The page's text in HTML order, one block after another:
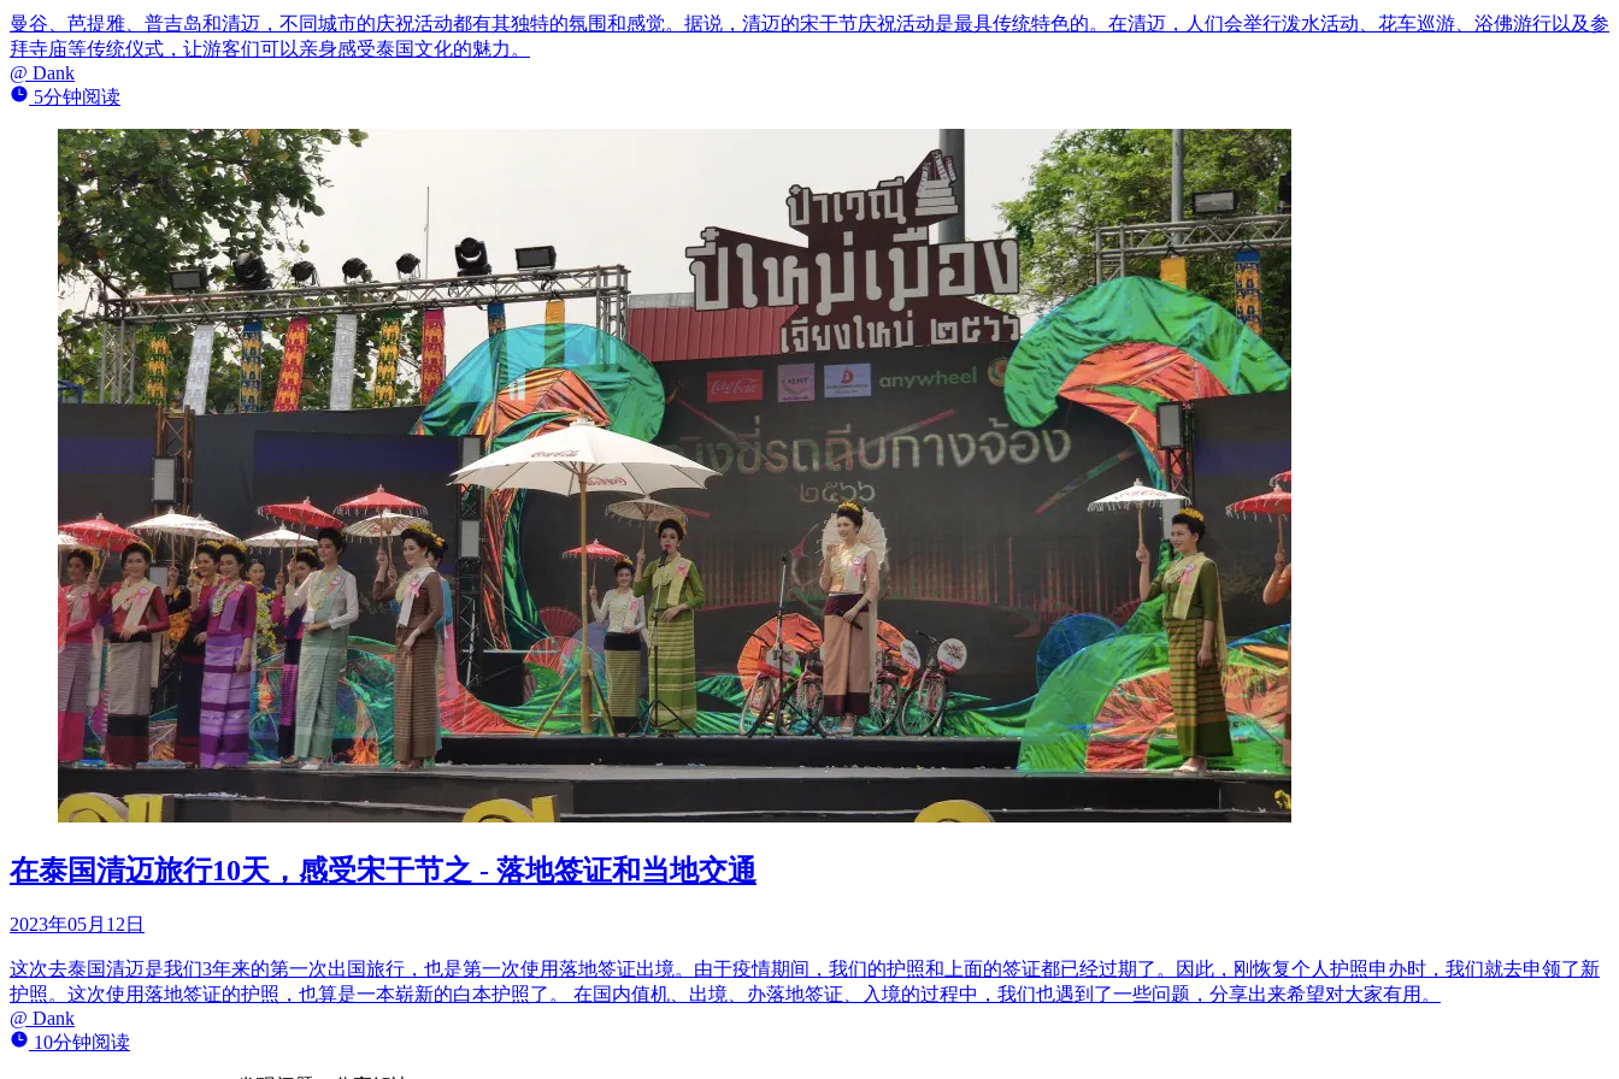
曼谷、芭提雅、普吉岛和清迈，不同城市的庆祝活动都有其独特的氛围和感觉。据说，清迈的宋干节庆祝活动是最具传统特色的。在清迈，人们会举行泼水活动、花车巡游、浴佛游行以及参
拜寺庙等传统仪式，让游客们可以亲身感受泰国文化的魅力。
@ Dank
5分钟阅读
在泰国清迈旅行10天，感受宋干节之 - 落地签证和当地交通
2023年05月12日
这次去泰国清迈是我们3年来的第一次出国旅行，也是第一次使用落地签证出境。由于疫情期间，我们的护照和上面的签证都已经过期了。因此，刚恢复个人护照申办时，我们就去申领了新
护照。这次使用落地签证的护照，也算是一本崭新的白本护照了。 在国内值机、出境、办落地签证、入境的过程中，我们也遇到了一些问题，分享出来希望对大家有用。
@ Dank
10分钟阅读